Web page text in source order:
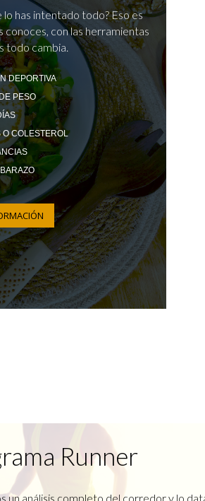
lo has intentado todo? Eso es
conoces, con las herramientas
todo cambia.
DEPORTIVA
PESO
O COLESTEROL
Runner
un análisis completo del corredor y lo